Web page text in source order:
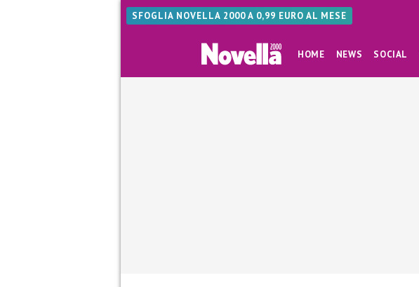
SFOGLIA NOVELLA 2000 A 0,99 EURO AL MESE
HOME NEWS SOCIAL